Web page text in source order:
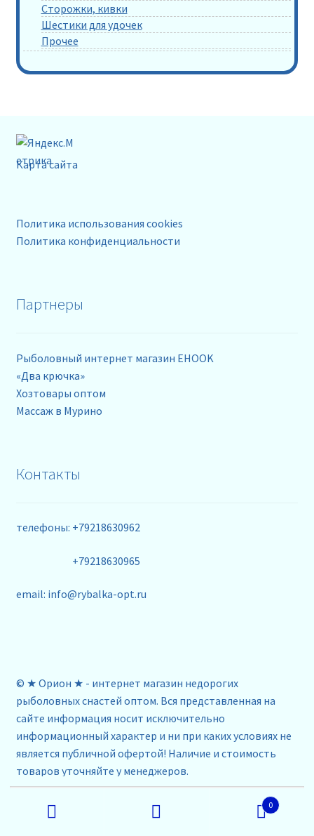
Сторожки, кивки
Шестики для удочек
Прочее
Карта сайта
Политика использования cookies
Политика конфиденциальности
Партнеры
Рыболовный интернет магазин EHOOK
«Два крючка»
Хозтовары оптом
Массаж в Мурино
Контакты
телефоны: +79218630962
+79218630965
email: info@rybalka-opt.ru
© ★ Орион ★ - интернет магазин недорогих
рыболовных снастей оптом. Вся представленная на
сайте информация носит исключительно
информационный характер и ни при каких условиях не
является публичной офертой! Наличие и стоимость
товаров уточняйте у менеджеров.
0